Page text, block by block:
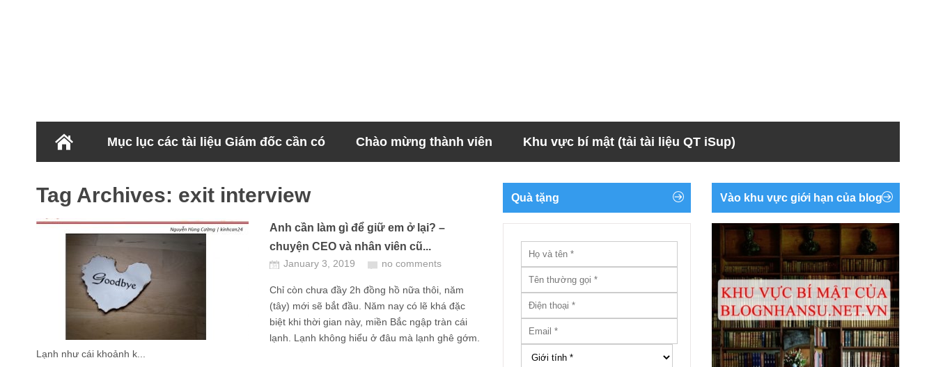
Mục lục các tài liệu Giám đốc cần có Chào mừng thành viên Khu vực bí mật (tải tài liệu QT iSup)
Tag Archives: exit interview
Anh cần làm gì để giữ em ở lại? –
chuyện CEO và nhân viên cũ...
January 3, 2019 no comments
Chỉ còn chưa đầy 2h đồng hồ nữa thôi, năm
(tây) mới sẽ bắt đầu. Năm nay có lẽ khá đặc
biệt khi thời gian này, miền Bắc ngập tràn cái
lạnh. Lạnh không hiểu ở đâu mà lạnh ghê gớm.
Lạnh như cái khoảnh k...
Quà tặng Vào khu vực giới hạn của blog